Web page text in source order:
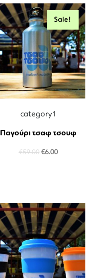
Sale!
category1
Παγούρι τσαφ τσουφ
€59.00 €6.00